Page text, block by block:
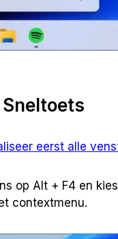
eerst alle
op Alt + F4 en
contextmenu.